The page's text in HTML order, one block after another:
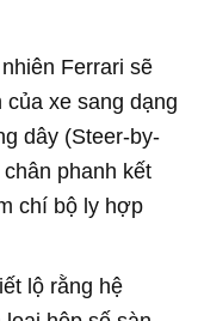
Ferrari sẽ
xe sang dạng
dây (Steer-by-
phanh kết
chí bộ ly hợp
lộ rằng hệ